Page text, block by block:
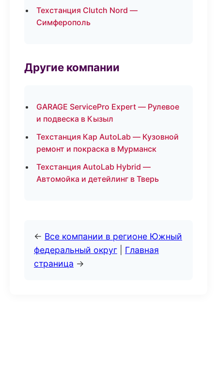
Техстанция Clutch Nord —
Симферополь
Другие компании
GARAGE ServicePro Expert — Рулевое
и подвеска в Кызыл
Техстанция Кар AutoLab — Кузовной
ремонт и покраска в Мурманск
Техстанция AutoLab Hybrid —
Автомойка и детейлинг в Тверь
← Все компании в регионе Южный
федеральный округ
Главная
страница →